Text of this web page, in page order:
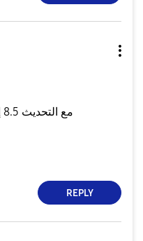
مع التحديث 8.5 إلا إنه لا يزال لا يدعم اللغة العربية
REPLY